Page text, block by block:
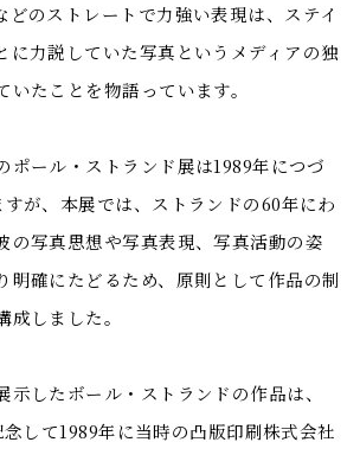
どのストレートで力強い表現は、ステイ
に力説していた写真というメディアの独
いたことを物語っています。
ポール・ストランド展は1989年につづ
が、本展では、ストランドの60年にわ
の写真思想や写真表現、写真活動の姿
明確にたどるため、原則として作品の制
しました。
示したボール・ストランドの作品は、
して1989年に当時の凸版印刷株式会社